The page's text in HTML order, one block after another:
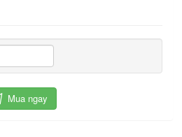
Mua ngay